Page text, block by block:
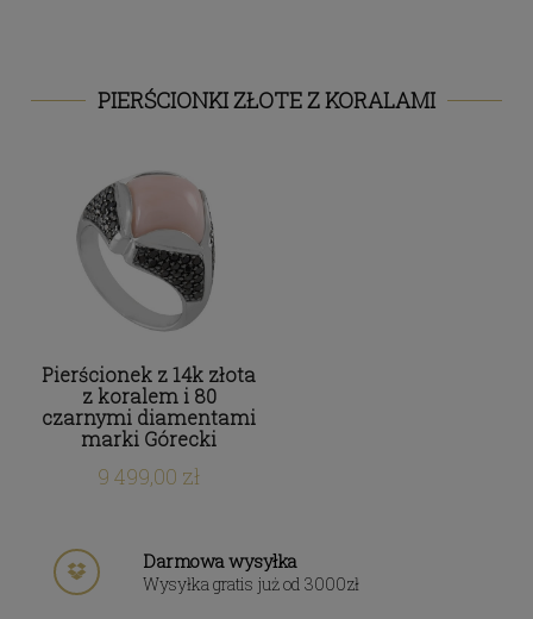
PIERŚCIONKI ZŁOTE Z KORALAMI
Pierścionek z 14k złota
z koralem i 80
czarnymi diamentami
marki Górecki
9 499,00 zł
Darmowa wysyłka
Wysyłka gratis już od 3000zł